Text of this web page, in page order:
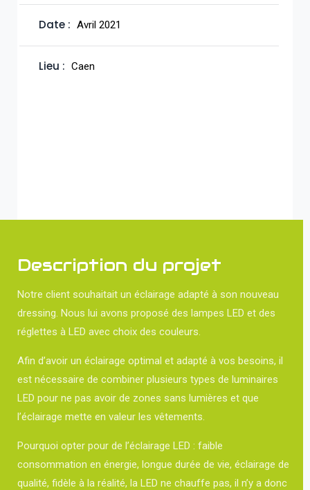
Date : Avril 2021
Lieu : Caen
Description du projet
Notre client souhaitait un éclairage adapté à son nouveau
dressing. Nous lui avons proposé des lampes LED et des
réglettes à LED avec choix des couleurs.
Afin d’avoir un éclairage optimal et adapté à vos besoins, il
est nécessaire de combiner plusieurs types de luminaires
LED pour ne pas avoir de zones sans lumières et que
l’éclairage mette en valeur les vêtements.
Pourquoi opter pour de l’éclairage LED : faible
consommation en énergie, longue durée de vie, éclairage de
qualité, fidèle à la réalité, la LED ne chauffe pas, il n’y a donc